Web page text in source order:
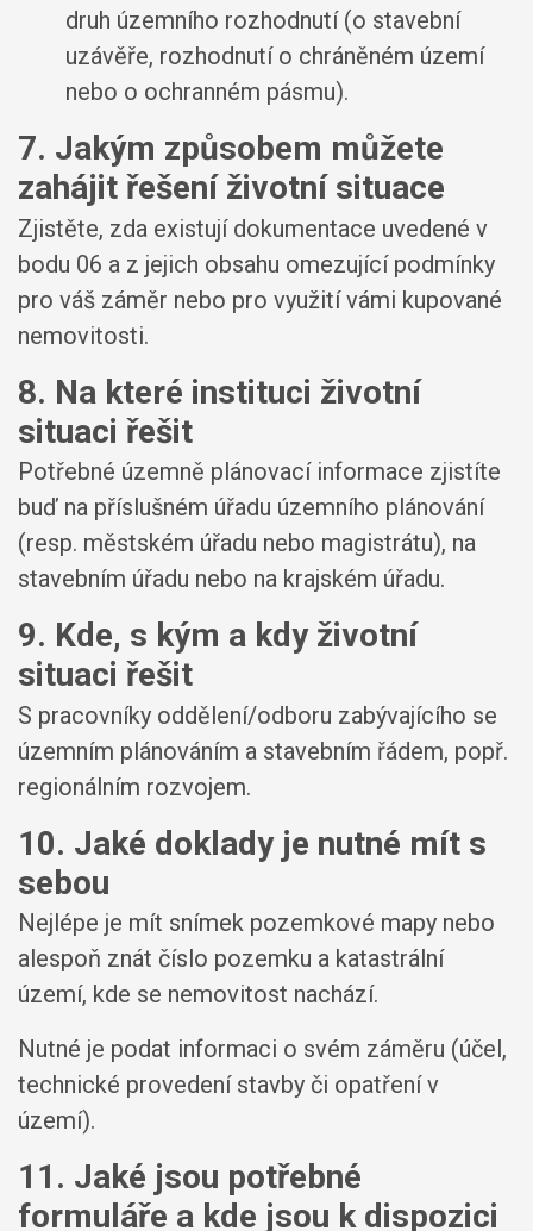
druh územního rozhodnutí (o stavební
uzávěře, rozhodnutí o chráněném území
nebo o ochranném pásmu).
7. Jakým způsobem můžete
zahájit řešení životní situace
Zjistěte, zda existují dokumentace uvedené v
bodu 06 a z jejich obsahu omezující podmínky
pro váš záměr nebo pro využití vámi kupované
nemovitosti.
8. Na které instituci životní
situaci řešit
Potřebné územně plánovací informace zjistíte
buď na příslušném úřadu územního plánování
(resp. městském úřadu nebo magistrátu), na
stavebním úřadu nebo na krajském úřadu.
9. Kde, s kým a kdy životní
situaci řešit
S pracovníky oddělení/odboru zabývajícího se
územním plánováním a stavebním řádem, popř.
regionálním rozvojem.
10. Jaké doklady je nutné mít s
sebou
Nejlépe je mít snímek pozemkové mapy nebo
alespoň znát číslo pozemku a katastrální
území, kde se nemovitost nachází.
Nutné je podat informaci o svém záměru (účel,
technické provedení stavby či opatření v
území).
11. Jaké jsou potřebné
formuláře a kde jsou k dispozici